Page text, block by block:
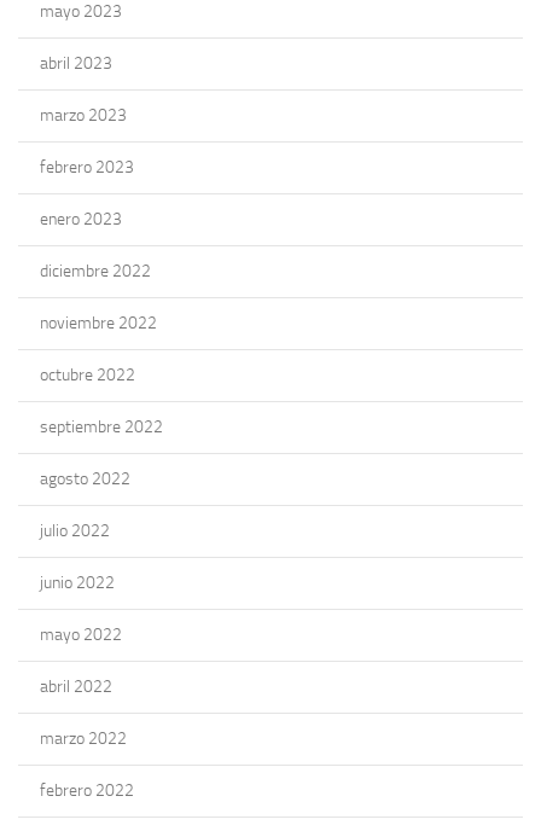
mayo 2023
abril 2023
marzo 2023
febrero 2023
enero 2023
diciembre 2022
noviembre 2022
octubre 2022
septiembre 2022
agosto 2022
julio 2022
junio 2022
mayo 2022
abril 2022
marzo 2022
febrero 2022